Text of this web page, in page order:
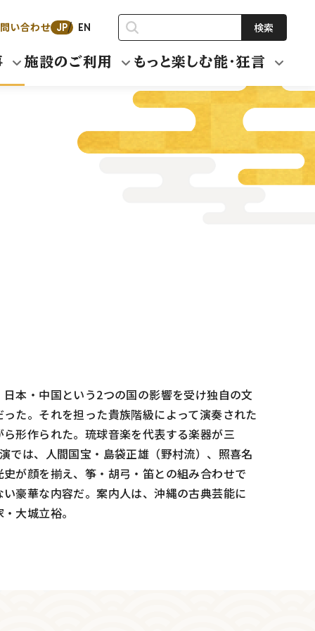
い合わせ JP EN 検索
施設のご利用 もっと楽しむ能・狂言
本・中国という2つの国の影響を受け独自の文
た。それを担った貴族階級によって演奏された
形作られた。琉球音楽を代表する楽器が三
では、人間国宝・島袋正雄（野村流）、照喜名
が顔を揃え、筝・胡弓・笛との組み合わせで
豪華な内容だ。案内人は、沖縄の古典芸能に
大城立裕。